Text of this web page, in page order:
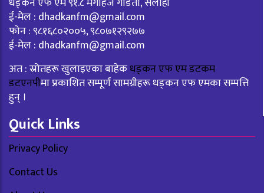
ई-मेल : dhadkanfm@gmail.com
फोन : ९८१६८०२००५, ९८०७१२९२७७
ई-मेल : dhadkanfm@gmail.com
अत : स्रोतहरू खुलाइएका बाहेकधड्कन एफ एम डटकम
डटएनपीमा प्रकाशित सम्पूर्ण सामग्रीहरू धड्कन एफ एमका सम्पत्ति
हुन् ।
Quick Links
Privacy Policy
Contact Us